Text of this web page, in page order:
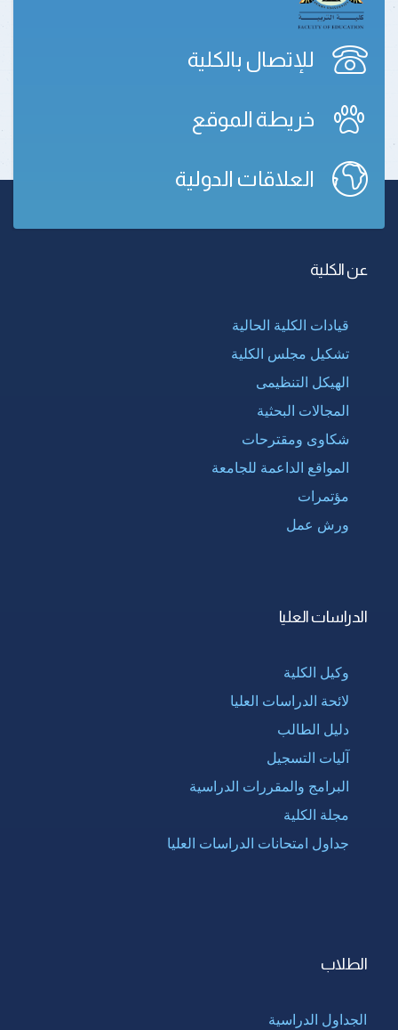
للإتصال بالكلية
خريطة الموقع
العلاقات الدولية
عن الكلية
قيادات الكلية الحالية
تشكيل مجلس الكلية
الهيكل التنظيمى
المجالات البحثية
شكاوى ومقترحات
المواقع الداعمة للجامعة
مؤتمرات
ورش عمل
الدراسات العليا
وكيل الكلية
لائحة الدراسات العليا
دليل الطالب
آليات التسجيل
البرامج والمقررات الدراسية
مجلة الكلية
جداول امتحانات الدراسات العليا
الطلاب
الجداول الدراسية